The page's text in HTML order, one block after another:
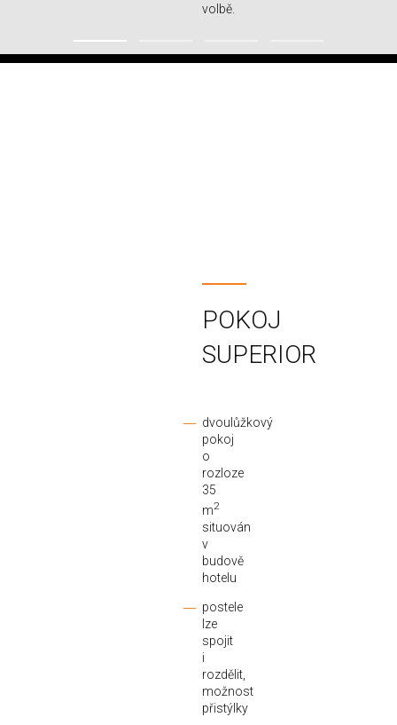
volbě.
POKOJ
SUPERIOR
dvoulůžkový
pokoj
o
rozloze
35
m2
situován
v
budově
hotelu
postele
lze
spojit
i
rozdělit,
možnost
přistýlky